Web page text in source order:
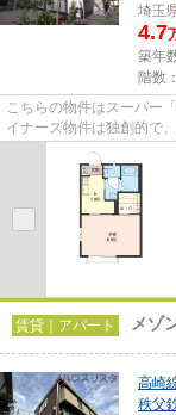
埼玉
4.7
築年
階数
こちらの物件はスーパー
イナーズ物件は独創的で
円です◎気になるイチオシ
賃貸｜アパート メゾ
高崎
秩父